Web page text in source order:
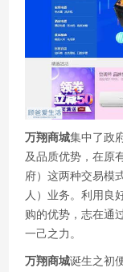
万翔商城集中了政
及品质优势，在原
府）这两种交易模
人）业务。利用良
购的优势，志在通
一己之力。
万翔商城诞生之初